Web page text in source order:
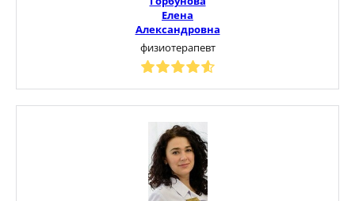
Елена
Александровна
физиотерапевт